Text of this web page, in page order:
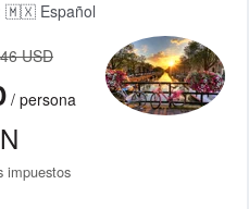
🇲🇽 Español
USD
/ persona
impuestos